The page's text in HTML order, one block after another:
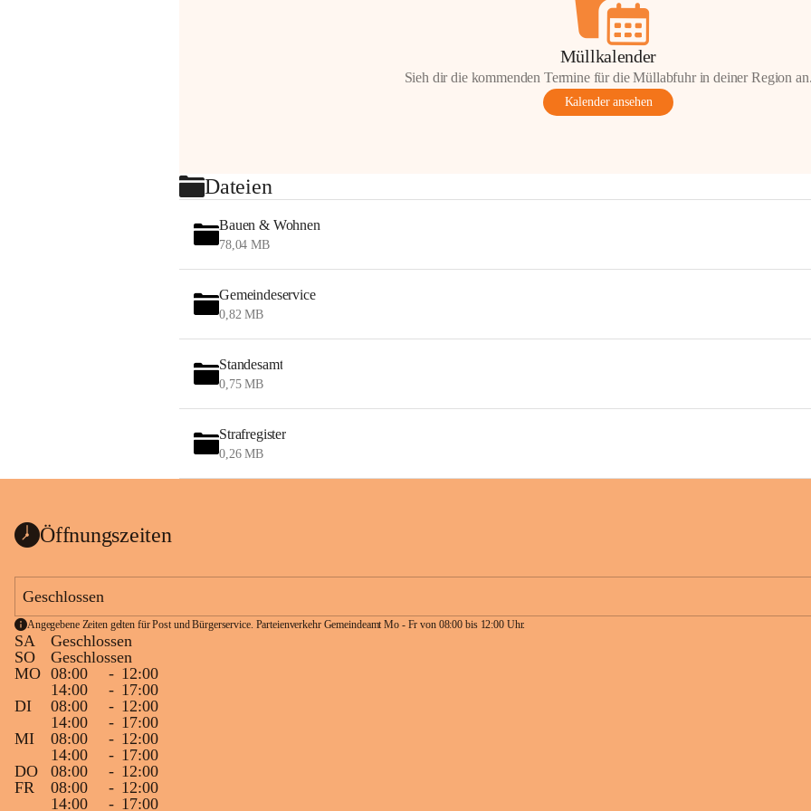
Müllkalender
Sieh dir die kommenden Termine für die Müllabfuhr in deiner Region
Kalender ansehen
Dateien
Bauen & Wohnen
78,04 MB
Gemeindeservice
0,82 MB
Standesamt
0,75 MB
Strafregister
0,26 MB
Öffnungszeiten
Geschlossen
Angegebene Zeiten gelten für Post und Bürgerservice. Parteienverkehr Gemeindeamt Mo - Fr von 08:00 bis 12:00 Uhr.
SA
Geschlossen
SO
Geschlossen
MO 08:00 - 12:00
14:00
- 17:00
DI
08:00 - 12:00
14:00
- 17:00
MI
08:00 - 12:00
14:00
- 17:00
DO
08:00 - 12:00
FR
08:00 - 12:00
14:00
- 17:00